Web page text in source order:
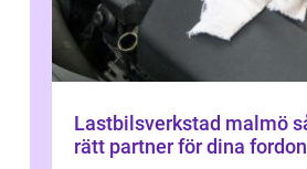
Lastbilsverkstad malmö så väljer du
rätt partner för dina fordon